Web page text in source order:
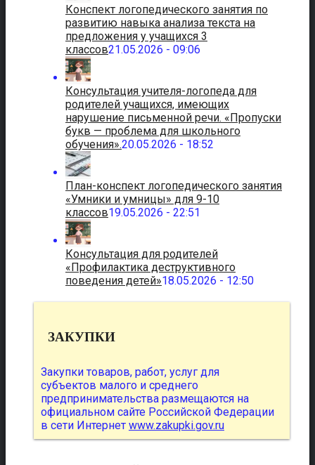
Конспект логопедического занятия по
развитию навыка анализа текста на
предложения у учащихся 3
классов21.05.2026 - 09:06
Консультация учителя-логопеда для
родителей учащихся, имеющих
нарушение письменной речи. «Пропуски
букв — проблема для школьного
обучения».20.05.2026 - 18:52
План-конспект логопедического занятия
«Умники и умницы» для 9-10
классов19.05.2026 - 22:51
Консультация для родителей
«Профилактика деструктивного
поведения детей»18.05.2026 - 12:50
ЗАКУПКИ
Закупки товаров, работ, услуг для
субъектов малого и среднего
предпринимательства размещаются на
официальном сайте Российской Федерации
в сети Интернет www.zakupki.gov.ru